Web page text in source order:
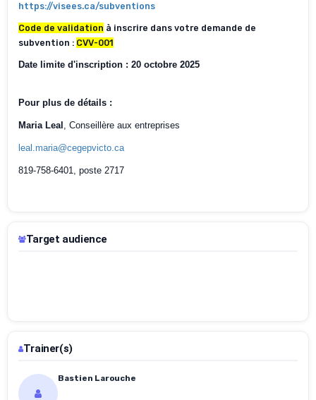
https://visees.ca/subventions
Code de validation à inscrire dans votre demande de
subvention : CVV-001
Date limite d'inscription : 20 octobre 2025
Pour plus de détails :
Maria Leal , Conseillère aux entreprises
leal.maria@cegepvicto.ca
819-758-6401, poste 2717
Target audience
Trainer(s)
Bastien Larouche